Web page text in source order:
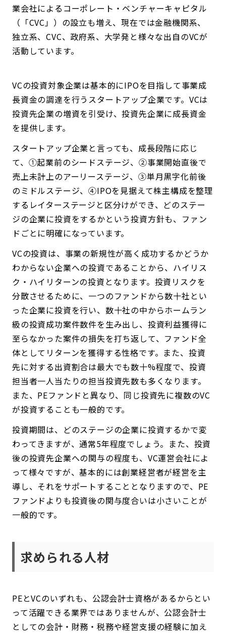
業会社によるコーポレート・ベンチャーキャピタル
（「CVC」）の設立も増え、現在では金融機関系、
独立系、CVC、政府系、大学発と様々な出自のVCが
活動しています。
VCの投資対象企業は基本的にIPOを目指して事業成
長資金の調達を行うスタートアップ企業です。VCは
投資先企業の増資を引受け、投資先企業に成長資金
を提供します。
スタートアップ企業と言っても、成長段階に応じ
て、①起業前のシードステージ、②事業開始直後で
売上未計上のアーリーステージ、③単月黒字化前後
のミドルステージ、④IPOを見据えて株主構成を整理
するレイターステージと区分けができ、どのステー
ジの企業に投資をするかという投資方針も、ファン
ドごとに明確になっています。
VCの投資は、事業の新規性が高く成功するかどうか
わからない企業への投資であることから、ハイリス
ク・ハイリターンの投資となります。投資リスクを
分散させるために、一つのファンドから数十社とい
った企業に投資を行い、数十社の中からホームラン
級の投資成功案件数件を生み出し、投資利益獲得に
至らなかった案件の損失を打ち返して、ファンド全
体としてリターンを獲得する性格です。また、投資
先に対する出資割合は最大でも数十%程度で、投資
担当者一人当たりの担当投資先数も多くなります。
また、PEファンドと異なり、同じ投資先に複数のVC
が投資することも一般的です。
投資期間は、どのステージの企業に投資するかで変
わってきますが、通常5年程度でしょう。また、投資
後の投資先企業への関与の程度も、VC運営会社によ
って様々ですが、基本的には創業経営者が経営を主
導し、それをサポートすることとなりますので、PE
ファンドよりも投資後の関与度合いは小さいことが
一般的です。
求められる人材
PEとVCのいずれも、公認会計士資格があるからとい
って活躍できる業界ではありませんが、公認会計士
としての会計・財務・税務や経営支援の経験に加え